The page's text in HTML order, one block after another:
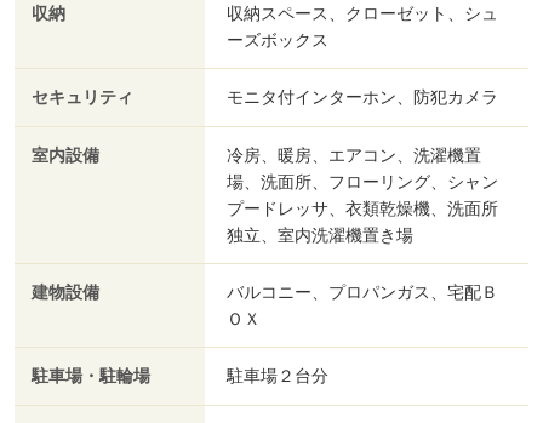
収納
収納スペース、クローゼット、シュ
ーズボックス
セキュリティ モニタ付インターホン、防犯カメラ
室内設備
冷房、暖房、エアコン、洗濯機置
場、洗面所、フローリング、シャン
プードレッサ、衣類乾燥機、洗面所
独立、室内洗濯機置き場
建物設備
バルコニー、プロパンガス、宅配Ｂ
ＯＸ
駐車場・駐輪場 駐車場２台分